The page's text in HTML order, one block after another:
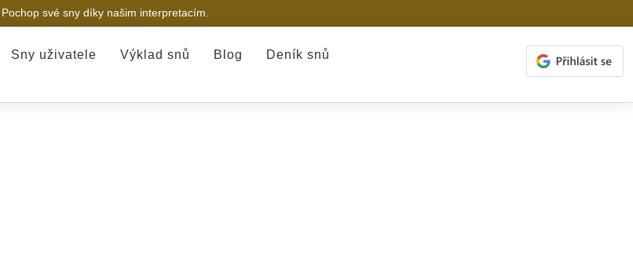
Pochop své sny díky našim interpretacím.
Sny uživatele Výklad snů Blog Deník snů